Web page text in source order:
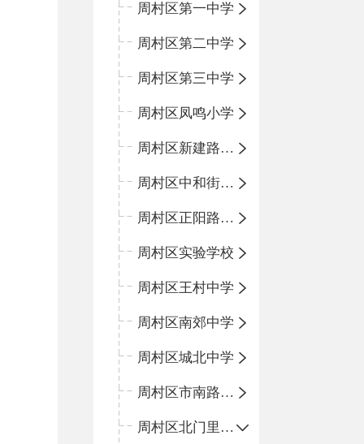
周村区第一中学
周村区第二中学
周村区第三中学
周村区凤鸣小学
周村区新建路小学
周村区中和街小学
周村区正阳路小学
周村区实验学校
周村区王村中学
周村区南郊中学
周村区城北中学
周村区市南路小学
周村区北门里小学